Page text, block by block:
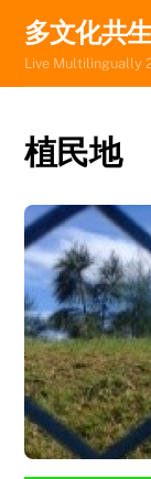
content
多文化共
Live Multilingually
植民地